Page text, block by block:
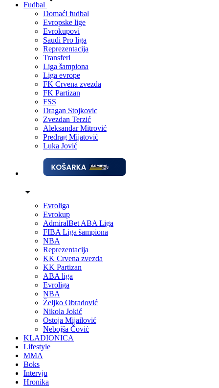
Fudbal
Domaći fudbal
Evropske lige
Evrokupovi
Saudi Pro liga
Reprezentacija
Transferi
Liga šampiona
Liga evrope
FK Crvena zvezda
FK Partizan
FSS
Dragan Stojkovic
Zvezdan Terzić
Aleksandar Mitrović
Predrag Mijatović
Luka Jović
Evroliga
Evrokup
AdmiralBet ABA Liga
FIBA Liga šampiona
NBA
Reprezentacija
KK Crvena zvezda
KK Partizan
ABA liga
Evroliga
NBA
Željko Obradović
Nikola Jokić
Ostoja Mijailović
Nebojša Čović
KLADIONICA
Lifestyle
MMA
Boks
Intervju
Hronika